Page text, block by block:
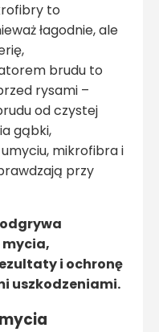
to
łagodnie, ale
brudu to
rysami –
od czystej
gąbki,
mikrofibra i
przy
mycia,
i ochronę
uszkodzeniami.